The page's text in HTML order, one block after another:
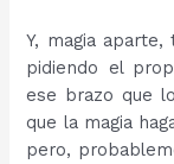
Y, magia
pidiendo el
ese brazo que
que la magia
pero,